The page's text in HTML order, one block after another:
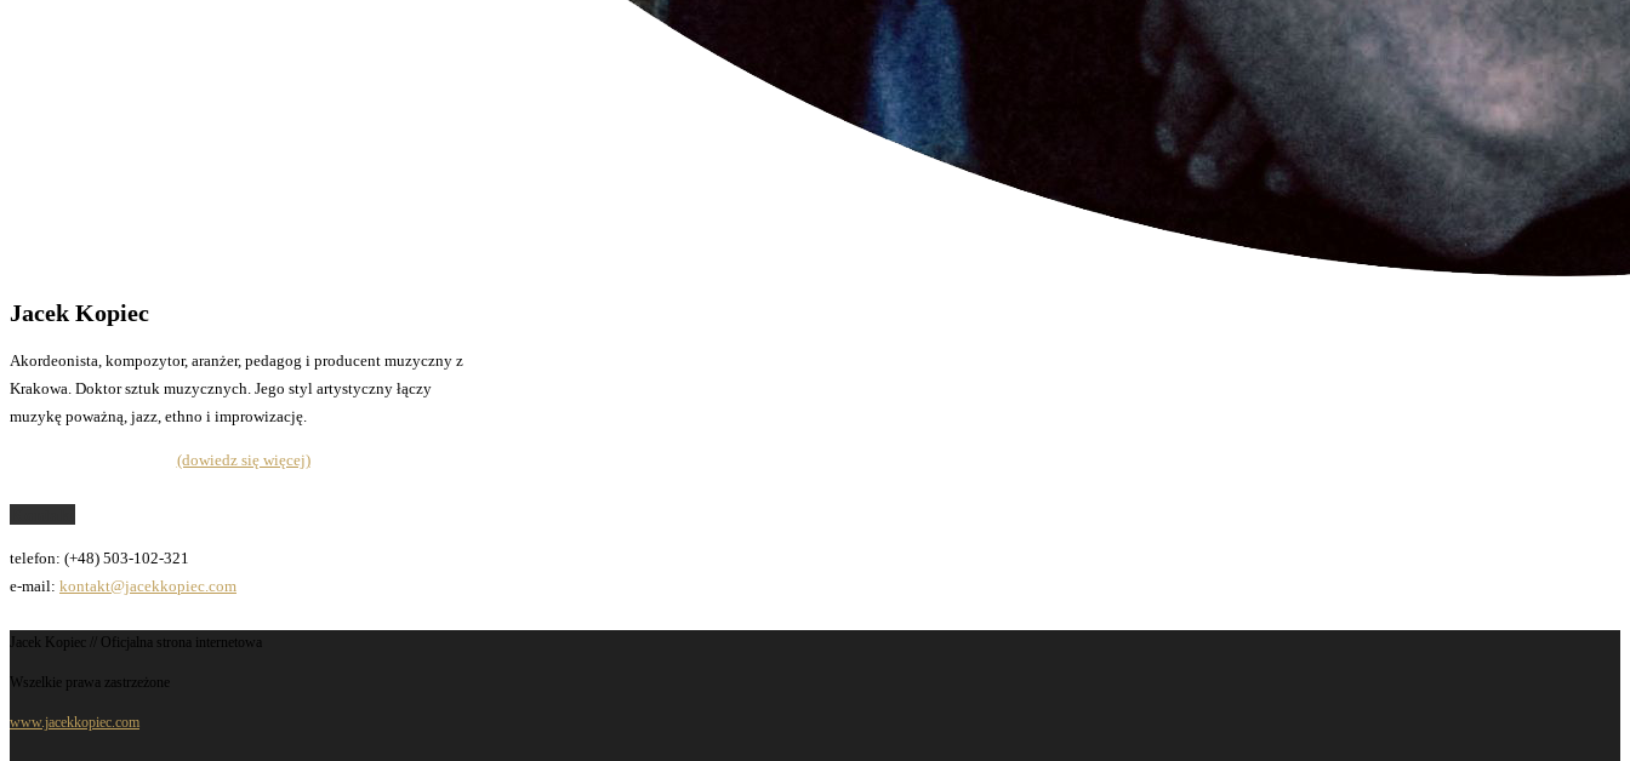
Jacek Kopiec
Akordeonista, kompozytor, aranżer, pedagog i producent muzyczny z
Krakowa. Doktor sztuk muzycznych. Jego styl artystyczny łączy
muzykę poważną, jazz, ethno i improwizację.
(dowiedz się więcej)
telefon: (+48) 503-102-321
e-mail: kontakt@jacekkopiec.com
Jacek Kopiec // Oficjalna strona internetowa
Wszelkie prawa zastrzeżone
www.jacekkopiec.com